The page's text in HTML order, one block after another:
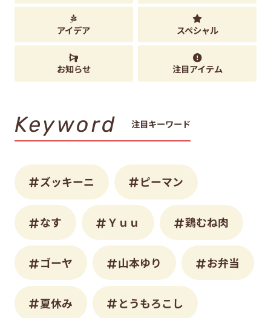
アイデア スペシャル
お知らせ 注目アイテム
Keyword 注目キーワード
ズッキーニ ピーマン
なす Ｙｕｕ 鶏むね肉
ゴーヤ 山本ゆり お弁当
夏休み とうもろこし